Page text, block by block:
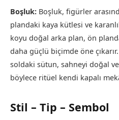
Boşluk: Boşluk, figürler
plandaki kaya kütlesi ve
koyu doğal arka plan, ön
daha güçlü biçimde öne
soldaki sütun, sahneyi doğal
böylece ritüel kendi kapalı
Stil – Tip – Sembol